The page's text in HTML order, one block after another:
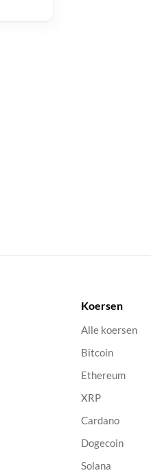
Koersen
Alle koersen
Bitcoin
Ethereum
XRP
Cardano
Dogecoin
Solana